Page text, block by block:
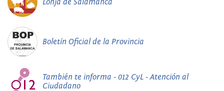
Boletín Oficial de la Provincia
También te informa - 012 CyL - Atención al
Ciudadano